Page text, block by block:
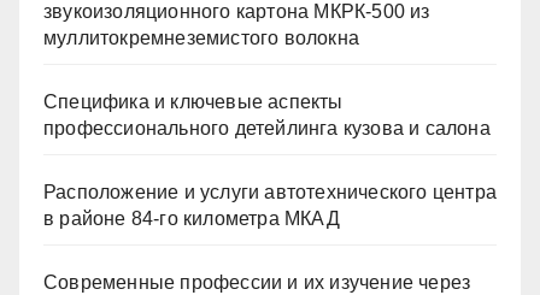
звукоизоляционного картона МКРК-500 из
муллитокремнеземистого волокна
Специфика и ключевые аспекты
профессионального детейлинга кузова и салона
Расположение и услуги автотехнического центра
в районе 84-го километра МКАД
Современные профессии и их изучение через